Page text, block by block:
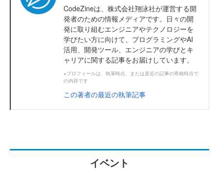
CodeZineは、株式会社翔泳社が運営する開
発者のための情報メディアです。日々の開
発に取り組むエンジニアやテクノロジーを
学びたい方に向けて、プログラミングやAI
活用、開発ツール、エンジニアの学びとキ
ャリアに関する記事をお届けしています。
※プロフィールは、執筆時点、または直近の記事の寄稿時点で
の内容です
この著者の最近の執筆記事
イベント